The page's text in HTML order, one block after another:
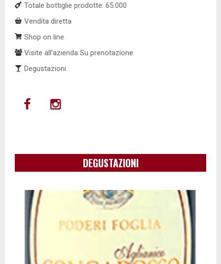
Totale bottiglie prodotte: 65.000
Vendita diretta
Shop on line
Visite all’azienda Su prenotazione
Degustazioni
DEGUSTAZIONI